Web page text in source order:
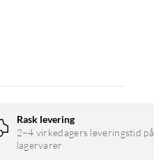
Rask levering
2–4 virkedagers leveringstid på
lagervarer